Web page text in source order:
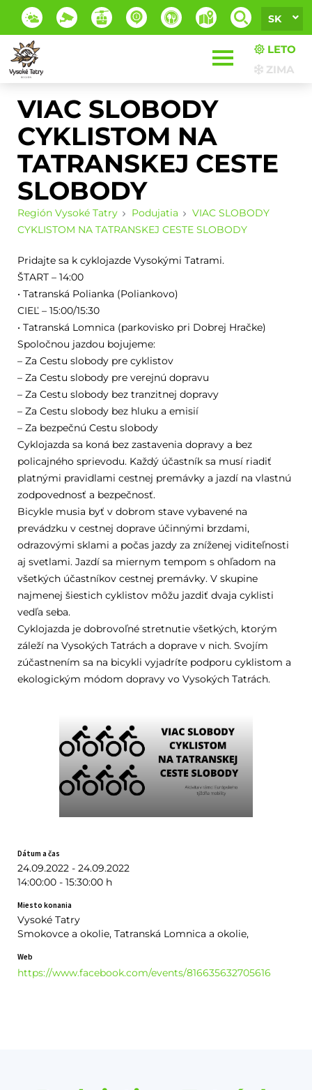
SK
LETO
ZIMA
VIAC SLOBODY
CYKLISTOM NA
TATRANSKEJ CESTE
SLOBODY
Región Vysoké Tatry Podujatia
VIAC SLOBODY
CYKLISTOM NA TATRANSKEJ CESTE SLOBODY
Pridajte sa k cyklojazde Vysokými Tatrami.
ŠTART – 14:00
• Tatranská Polianka (Poliankovo)
CIEĽ – 15:00/15:30
• Tatranská Lomnica (parkovisko pri Dobrej Hračke)
Spoločnou jazdou bojujeme:
– Za Cestu slobody pre cyklistov
– Za Cestu slobody pre verejnú dopravu
– Za Cestu slobody bez tranzitnej dopravy
– Za Cestu slobody bez hluku a emisií
– Za bezpečnú Cestu slobody
Cyklojazda sa koná bez zastavenia dopravy a bez
policajného sprievodu. Každý účastník sa musí riadiť
platnými pravidlami cestnej premávky a jazdí na vlastnú
zodpovednosť a bezpečnosť.
Bicykle musia byť v dobrom stave vybavené na
prevádzku v cestnej doprave účinnými brzdami,
odrazovými sklami a počas jazdy za zníženej viditeľnosti
aj svetlami. Jazdí sa miernym tempom s ohľadom na
všetkých účastníkov cestnej premávky. V skupine
najmenej šiestich cyklistov môžu jazdiť dvaja cyklisti
vedľa seba.
Cyklojazda je dobrovoľné stretnutie všetkých, ktorým
záleží na Vysokých Tatrách a doprave v nich. Svojím
zúčastnením sa na bicykli vyjadríte podporu cyklistom a
ekologickým módom dopravy vo Vysokých Tatrách.
Dátum a čas
24.09.2022 - 24.09.2022
14:00:00 - 15:30:00 h
Miesto konania
Vysoké Tatry
Smokovce a okolie, Tatranská Lomnica a okolie,
Web
https://www.facebook.com/events/816635632705616